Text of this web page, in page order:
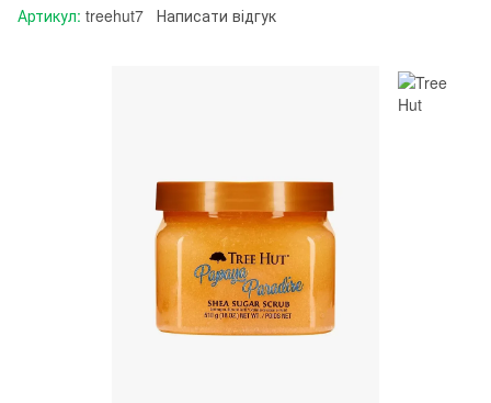
Артикул: treehut7 Написати відгук